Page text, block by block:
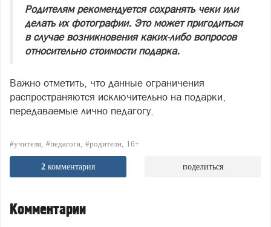
Родителям рекомендуется сохранять чеки или
делать их фотографии. Это может пригодиться
в случае возникновения каких-либо вопросов
относительно стоимости подарка.
Важно отметить, что данные ограничения
распространяются исключительно на подарки,
передаваемые лично педагогу.
#учителя #педагоги #родители 16+
2 комментария поделиться
Комментарии